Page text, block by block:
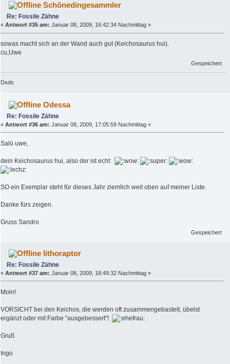
Schönedingesammler
Re: Fossile Zähne
« Antwort #35 am: Januar 08, 2009, 16:42:34 Nachmittag »
sowas macht sich an der Wand auch gut (Keichosaurus hui).
cu,Uwe
Gespeichert
Dsds
Odessa
Re: Fossile Zähne
« Antwort #36 am: Januar 08, 2009, 17:05:59 Nachmittag »
Salü uwe,
dein Keichosaurus hui, also der ist echt:
SO ein Exemplar steht für dieses Jahr ziemlich weit oben auf meiner Liste.
Danke fürs zeigen.
Gruss Sandro
Gespeichert
lithoraptor
Re: Fossile Zähne
« Antwort #37 am: Januar 08, 2009, 18:49:32 Nachmittag »
Moin!
VORSICHT bei den Keichos, die werden oft zusammengebastelt, übelst
ergänzt oder mit Farbe "ausgebessert"!
Gruß
Ingo